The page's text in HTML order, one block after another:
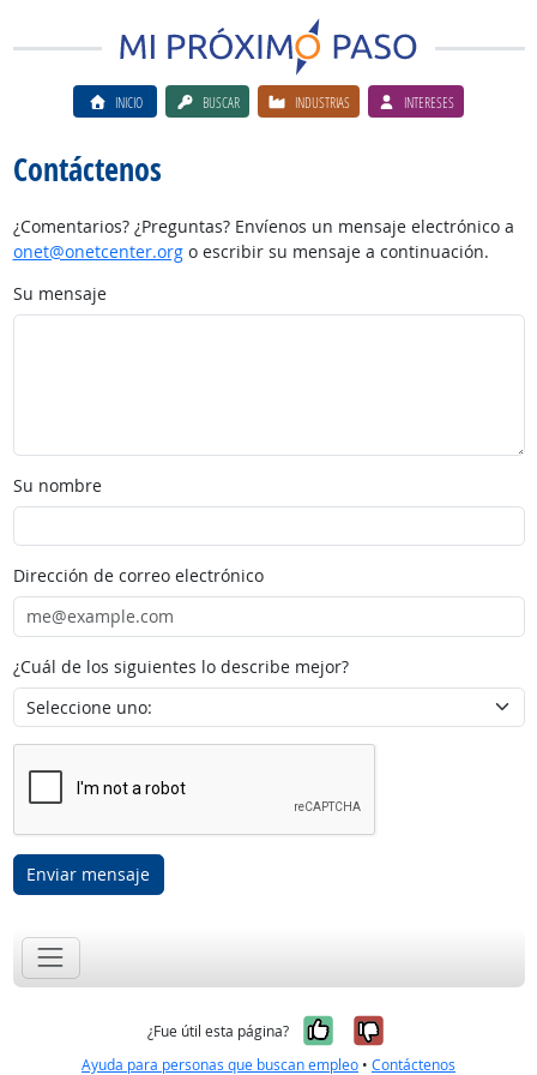
INICIO BUSCAR INDUSTRIAS INTERESES
Contáctenos
¿Comentarios? ¿Preguntas? Envíenos un mensaje electrónico a
onet@onetcenter.orgo escribir su mensaje a continuación.
Su mensaje
Su nombre
Dirección de correo electrónico
¿Cuál de los siguientes lo describe mejor?
Enviar mensaje
¿Fue útil esta página? Sí, fue útil
No, no fue
Ayuda para personas que buscan empleo • Contáctenos